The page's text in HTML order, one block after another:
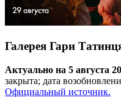
Галерея Гари
Актуально на 5 августа
закрыта; дата
Официальный источник.